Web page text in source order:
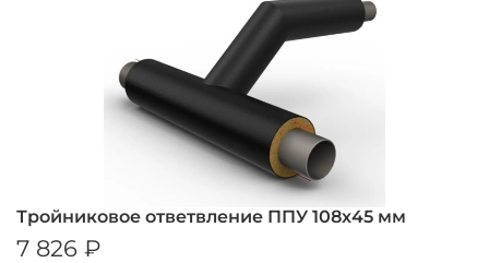
Тройниковое ответвление ППУ 108х45 мм
7 826 ₽